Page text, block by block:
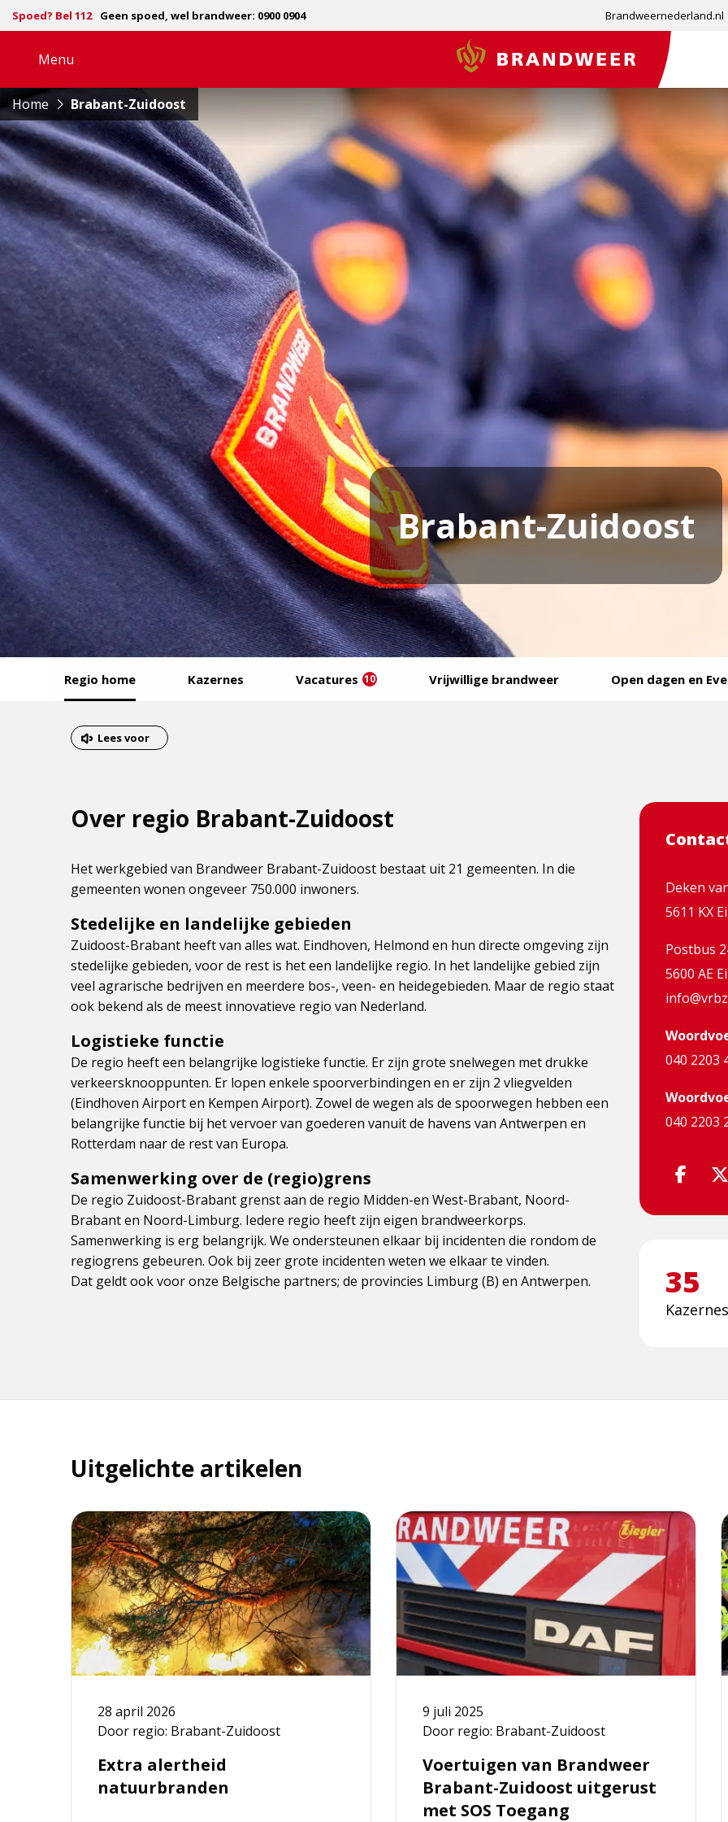
Spoed? Bel 112 Geen spoed, wel brandweer: 0900 0904 Brandweernederland.nl
Menu
navigatie
Brandweer
Home Brabant-Zuidoost
Brabant-Zuidoost
Regio home Kazernes Vacatures 10 Vrijwillige brandweer Open dagen en
Lees voor
Over regio Brabant-Zuidoost
Het werkgebied van Brandweer Brabant-Zuidoost bestaat uit 21 gemeenten. In die
gemeenten wonen ongeveer 750.000 inwoners.
Stedelijke en landelijke gebieden
Zuidoost-Brabant heeft van alles wat. Eindhoven, Helmond en hun directe omgeving zijn
stedelijke gebieden, voor de rest is het een landelijke regio. In het landelijke gebied zijn
veel agrarische bedrijven en meerdere bos-, veen- en heidegebieden. Maar de regio staat
ook bekend als de meest innovatieve regio van Nederland.
Logistieke functie
De regio heeft een belangrijke logistieke functie. Er zijn grote snelwegen met drukke
verkeersknooppunten. Er lopen enkele spoorverbindingen en er zijn 2 vliegvelden
(Eindhoven Airport en Kempen Airport). Zowel de wegen als de spoorwegen hebben een
belangrijke functie bij het vervoer van goederen vanuit de havens van Antwerpen en
Rotterdam naar de rest van Europa.
Samenwerking over de (regio)grens
De regio Zuidoost-Brabant grenst aan de regio Midden-en West-Brabant, Noord-
Brabant en Noord-Limburg. Iedere regio heeft zijn eigen brandweerkorps.
Samenwerking is erg belangrijk. We ondersteunen elkaar bij incidenten die rondom de
regiogrens gebeuren. Ook bij zeer grote incidenten weten we elkaar te vinden.
Dat geldt ook voor onze Belgische partners; de provincies Limburg (B) en Antwerpen.
Deken
5611 KX
Postbus
5600 AE
040 2203
040 2203
Volg
35
Kazernes
Uitgelichte artikelen
28 april 2026
Door regio: Brabant-Zuidoost
Extra alertheid
natuurbranden
Lees
meer
over
Extra
alertheid
natuurbranden
9 juli 2025
Door regio: Brabant-Zuidoost
Voertuigen van Brandweer
Brabant-Zuidoost uitgerust
met SOS Toegang
Lees
meer
over
Voertuigen
van
Brandweer
Brabant-
Zuidoost
uitgerust
Toegang